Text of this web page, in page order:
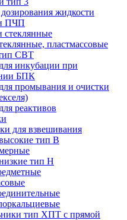
жидкости
ПЧП
стеклянные
пластмассовые
СВТ
инкубации при
БПК
промывания и очистки
реактивов
для взвешивания
тип В
тип Н
тип ХПТ с прямой